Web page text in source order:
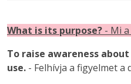
What is its purpose? - Mi a
To raise awareness
use. - Felhívja a figyelmet a